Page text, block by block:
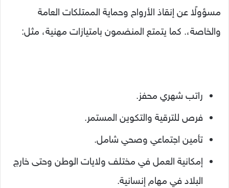
مسؤولًا عن إنقاذ الأرواح وحماية الممتلكات العامة
والخاصة،. كما يتمتع المنضمون بامتيازات مهنية، مثل:
راتب شهري محفز.
فرص للترقية والتكوين المستمر.
تأمين اجتماعي وصحي شامل.
إمكانية العمل في مختلف ولايات الوطن وحتى خارج
البلاد في مهام إنسانية.